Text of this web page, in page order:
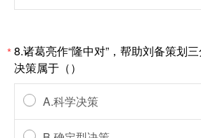
*8.诸葛亮作“隆中对”，帮助刘备策划
决策属于（）
A.科学决策